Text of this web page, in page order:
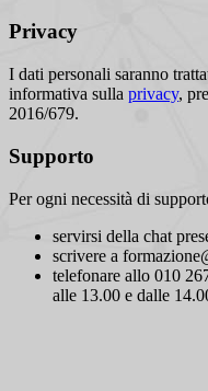
Privacy
I dati personali saranno
informativa sulla privacy,
2016/679.
Supporto
Per ogni necessità di
servirsi della chat
scrivere a
telefonare allo 010
alle 13.00 e dalle